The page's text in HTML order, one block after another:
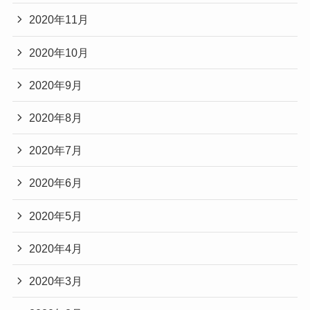
2020年11月
2020年10月
2020年9月
2020年8月
2020年7月
2020年6月
2020年5月
2020年4月
2020年3月